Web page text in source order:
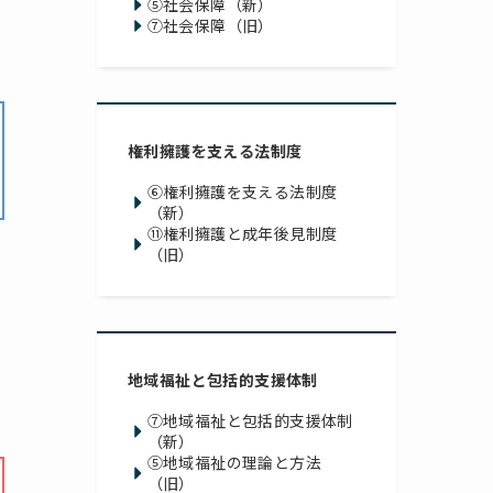
⑦社会保障（旧）
権利擁護を支える法制度
⑥権利擁護を支える法制度
（新）
⑪権利擁護と成年後見制度
（旧）
地域福祉と包括的支援体制
⑦地域福祉と包括的支援体制
（新）
⑤地域福祉の理論と方法
（旧）